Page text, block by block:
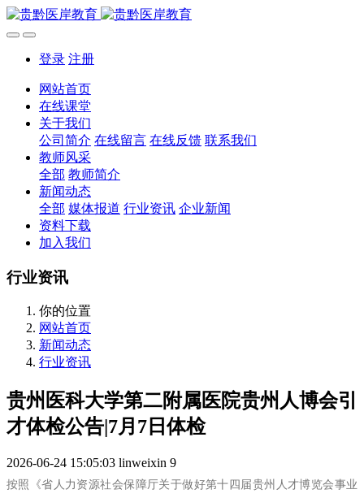
登录 注册
网站首页
在线课堂
关于我们
公司简介 在线留言 在线反馈 联系我们
教师风采
全部 教师简介
新闻动态
全部 媒体报道 行业资讯 企业新闻
资料下载
加入我们
行业资讯
你的位置
网站首页
新闻动态
行业资讯
贵州医科大学第二附属医院贵州人博会引
才体检公告|7月7日体检
2026-06-24 15:05:03 linweixin 9
按照《省人力资源社会保障厅关于做好第十四届贵州人才博览会事业